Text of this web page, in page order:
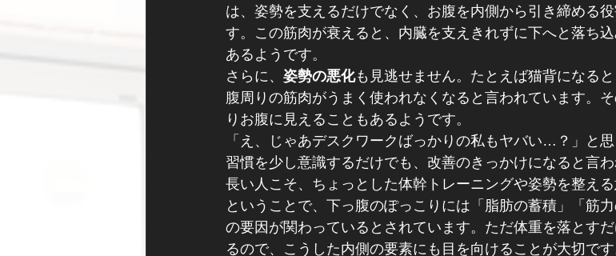
は、姿勢を支えるだけでなく、お腹を内側から引き締める
す。この筋肉が衰えると、内臓を支えきれずに下へと落ち
あるようです。
さらに、 姿勢の悪化も見逃せません。たとえば猫背になる
腹周りの筋肉がうまく使われなくなると言われています。
りお腹に見えることもあるようです。
「え、じゃあデスクワークばっかりの私もヤバい…？」と
習慣を少し意識するだけでも、改善のきっかけになると言
長い人こそ、ちょっとした体幹トレーニングや姿勢を整える
ということで、下っ腹のぽっこりには「脂肪の蓄積」「筋
の要因が関わっているとされています。ただ体重を落とす
るので、こうした内側の要素にも目を向けることが大切です